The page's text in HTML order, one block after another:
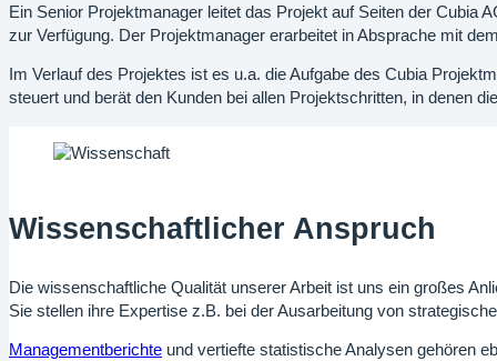
Ein Senior Projektmanager leitet das Projekt auf Seiten der Cubia
zur Verfügung. Der Projektmanager erarbeitet in Absprache mit
Im Verlauf des Projektes ist es u.a. die Aufgabe des Cubia
steuert und berät den Kunden bei allen Projektschritten, in denen
Wissenschaftlicher Anspruch
Die wissenschaftliche Qualität unserer Arbeit ist uns ein großes
Sie stellen ihre Expertise z.B. bei der Ausarbeitung von
Managementberichte und vertiefte statistische Analysen gehören